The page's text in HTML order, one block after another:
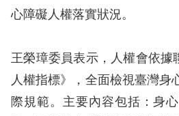
人
業
務
心障礙人權落實狀況。
王榮璋委員表示，人權會依據
人權指標》，全面檢視臺灣身
際規範。主要內容包括：身